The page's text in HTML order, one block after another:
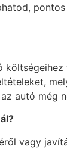
autó még
l?
vagy